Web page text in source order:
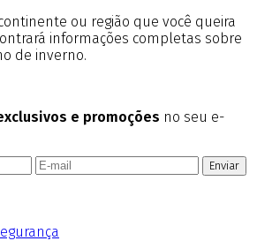
ou região que você queira
informações completas sobre
de inverno.
e promoções no seu e-
Enviar